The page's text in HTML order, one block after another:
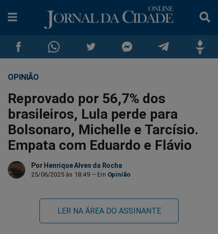
Compartilhar
no
Facebook
Compartilhar
no
Whatsapp
no
Twitter
no
Messenger
no
TelegramGettr
OPINIÃO
Reprovado por 56,7% dos
brasileiros, Lula perde para
Bolsonaro, Michelle e Tarcísio.
Empata com Eduardo e Flávio
Por Henrique Alves da Rocha
25/06/2025 às 18:49 Opinião
LER NA ÁREA DO ASSINANTE